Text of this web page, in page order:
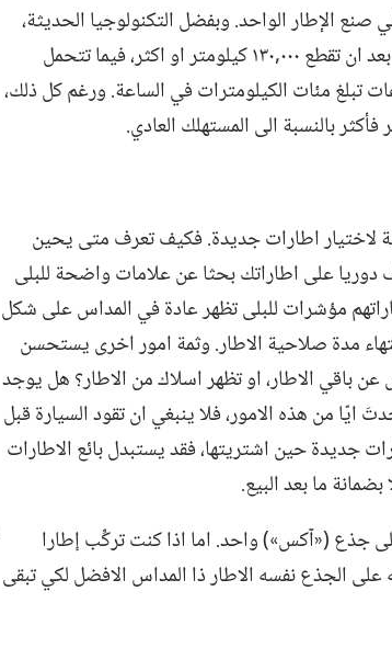
اكثر من ٢٠٠ مادة اولية في صنع الإطار الواحد.‏ وبفضل التكنولوجيا الحديثة،‏
تبقى بعض الاطارات صالحة للاستعمال حتى بعد ان تقطع ٠٠٠‏,١٣٠ كيلومتر او اكثر،‏ فيما تتحمل
مئات الكيلومترات في الساعة.‏ ورغم كل ذلك،‏
بالنسبة الى المستهلك العادي.‏
لاختيار اطارات جديدة.‏ فكيف تعرف متى يحين
على اطاراتك بحثا عن علامات واضحة للبلى
مؤشرات للبلى تظهر عادة في المداس على شكل
مدة صلاحية الاطار.‏ وثمة امور اخرى يستحسن
باقي الاطار،‏ او تظهر اسلاك من الاطار؟‏ هل يوجد
ايّا من هذه الامور،‏ فلا ينبغي ان تقود السيارة قبل
جديدة حين اشتريتها،‏ فقد يستبدل بائع الاطارات
ما بعد البيع.‏
جذع (‏«آكس»)‏ واحد.‏ اما اذا كنت تركِّب إطارا
الجذع نفسه الاطار ذا المداس الافضل لكي تبقى